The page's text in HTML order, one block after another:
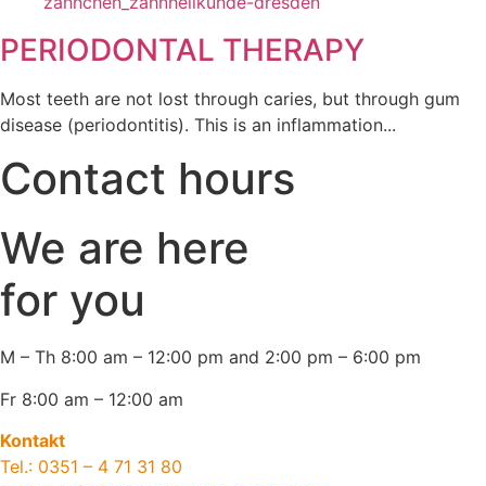
PERIODONTAL THERAPY
Most teeth are not lost through caries, but through gum
disease (periodontitis). This is an inflammation...
Contact hours
We are here
for you
M – Th 8:00 am – 12:00 pm and 2:00 pm – 6:00 pm
Fr 8:00 am – 12:00 am
Kontakt
Tel.: 0351 – 4 71 31 80